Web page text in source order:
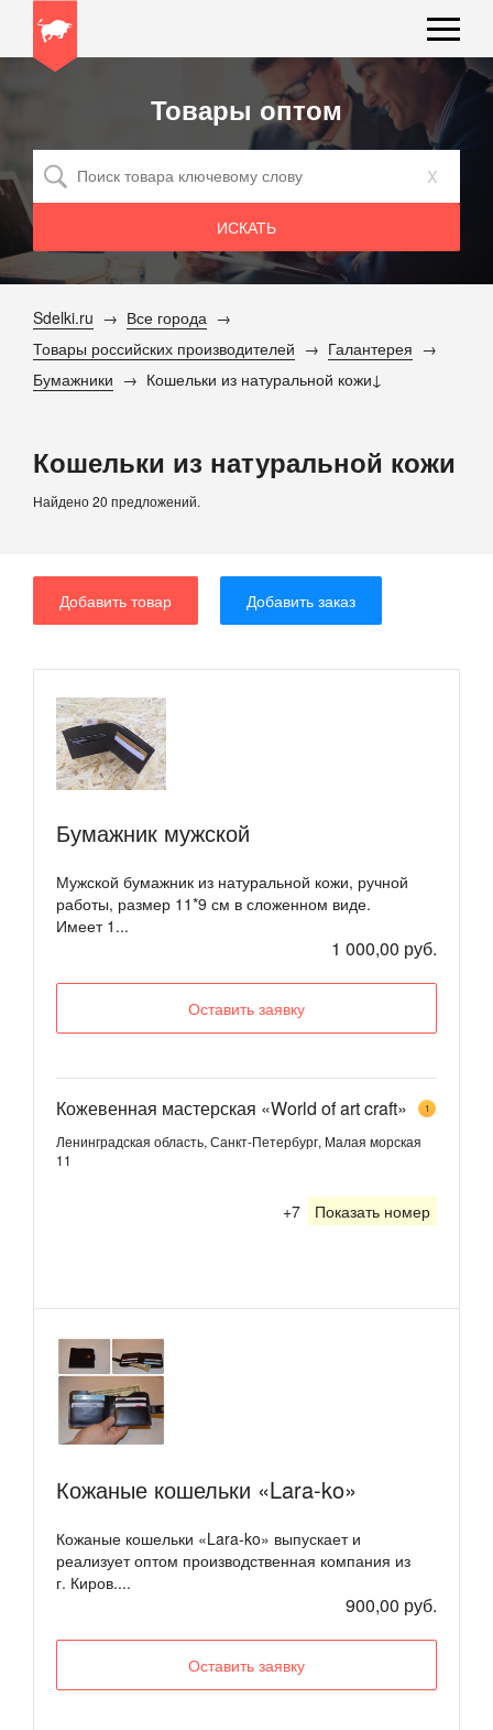
Товары оптом
x
Sdelki.ru
Все города
Товары российских производителей
Галантерея
Бумажники
Кошельки из натуральной кожи
Кошельки из натуральной кожи
Найдено 20 предложений.
Добавить товар Добавить заказ
Бумажник мужской
Мужской бумажник из натуральной кожи, ручной
работы, размер 11*9 см в сложенном виде.
Имеет 1...
1 000,00 руб.
Оставить заявку
Кожевенная мастерская «World of art craft» 1
Ленинградская область, Санкт-Петербург, Малая морская
11
+7 Показать номер
Кожаные кошельки «Lara-ko»
Кожаные кошельки «Lara-ko» выпускает и
реализует оптом производственная компания из
г. Киров....
900,00 руб.
Оставить заявку